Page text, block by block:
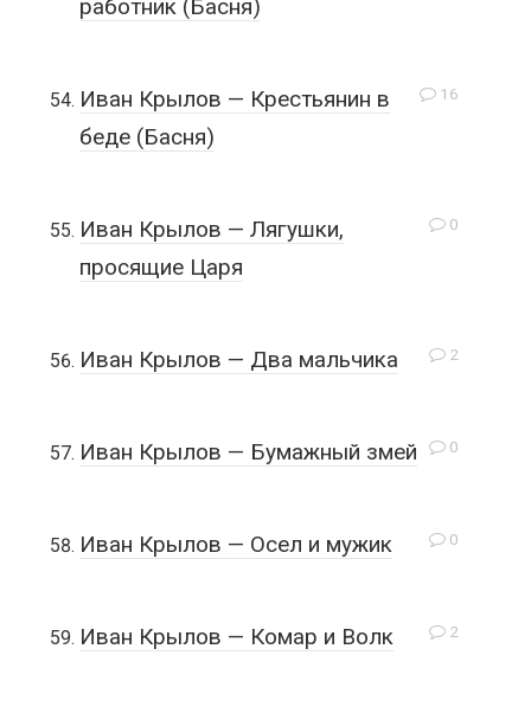
работник (Басня)
16
Иван Крылов — Крестьянин в
беде (Басня)
0
Иван Крылов — Лягушки,
просящие Царя
2
Иван Крылов — Два мальчика
0
Иван Крылов — Бумажный змей
0
Иван Крылов — Осел и мужик
2
Иван Крылов — Комар и Волк